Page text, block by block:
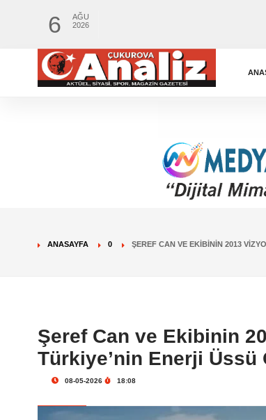
6
AĞU
2026
ANASAYFA 0 ŞEREF CAN VE EKIBININ 2013
Şeref Can ve Ekibinin
Türkiye’nin Enerji Üssü
08-05-2026 18:08